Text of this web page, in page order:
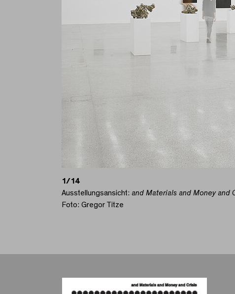
1/14
Ausstellungsansicht: and Materials and Money and
Foto: Gregor Titze